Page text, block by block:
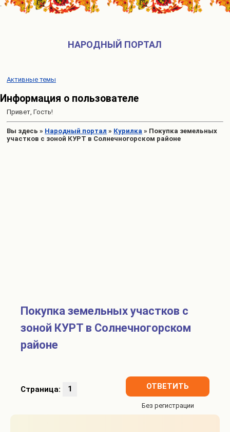
НАРОДНЫЙ ПОРТАЛ
Активные темы
Информация о пользователе
Привет, Гость!
Вы здесь » Народный портал » Курилка » Покупка земельных
участков с зоной КУРТ в Солнечногорском районе
Покупка земельных участков с
зоной КУРТ в Солнечногорском
районе
Страница: 1 ОТВЕТИТЬ